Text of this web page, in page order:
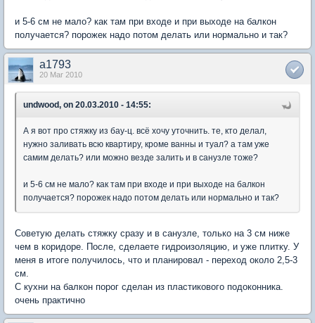
и 5-6 см не мало? как там при входе и при выходе на балкон
получается? порожек надо потом делать или нормально и так?
a1793
20 Mar 2010
undwood, on 20.03.2010 - 14:55:
А я вот про стяжку из бау-ц. всё хочу уточнить. те, кто делал,
нужно заливать всю квартиру, кроме ванны и туал? а там уже
самим делать? или можно везде залить и в санузле тоже?
и 5-6 см не мало? как там при входе и при выходе на балкон
получается? порожек надо потом делать или нормально и так?
Советую делать стяжку сразу и в санузле, только на 3 см ниже
чем в коридоре. После, сделаете гидроизоляцию, и уже плитку. У
меня в итоге получилось, что и планировал - переход около 2,5-3
см.
С кухни на балкон порог сделан из пластикового подоконника.
очень практично